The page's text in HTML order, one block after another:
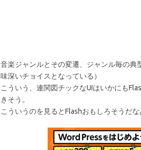
音楽ジャンルとその変遷、ジャンル毎の典
味深いチョイスとなっている）
こういう、連関図チックなUIはいかにも
きそう。
こういうのを見るとFlashおもしろそうだ